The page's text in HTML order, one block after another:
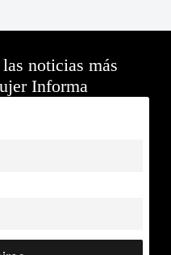
noticias más
Informa